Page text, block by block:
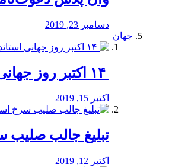
دسامبر 23, 2019
جهان
اکتبر 15, 2019
تبلیغ جالب صلیب
اکتبر 12, 2019